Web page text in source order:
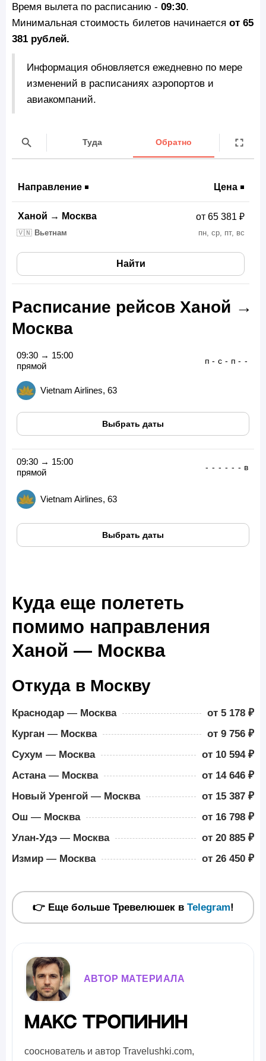
Время вылета по расписанию - 09:30.
Минимальная стоимость билетов начинается от 65
381 рублей.
Информация обновляется ежедневно по мере
изменений в расписаниях аэропортов и
авиакомпаний.
Туда Обратно
Направление Цена
Ханой → Москва
🇻🇳 Вьетнам пн, ср, пт, вс
от 65 381 ₽
Найти
Расписание рейсов Ханой →
Москва
09:30 → 15:00
прямой
Vietnam Airlines, 63
п - с - п - -
Выбрать даты
09:30 → 15:00
прямой
Vietnam Airlines, 63
- - - - - - в
Выбрать даты
Куда еще полететь
помимо направления
Ханой — Москва
Откуда в Москву
Краснодар — Москва
от 5 178 ₽
Курган — Москва
от 9 756 ₽
Сухум — Москва
от 10 594 ₽
Астана— Москва
от 14 646 ₽
Новый Уренгой — Москва
от 15 387 ₽
Ош — Москва
от 16 798 ₽
Улан-Удэ — Москва
от 20 885 ₽
Измир — Москва от 26 450 ₽
👉 Еще больше Тревелюшек в Telegram!
АВТОР МАТЕРИАЛА
Макс Тропинин
сооснователь и автор Travelushki.com,